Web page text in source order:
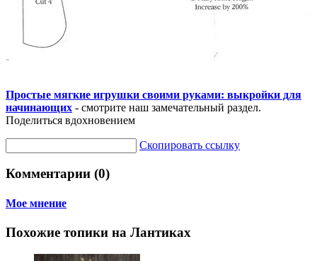
Простые мягкие игрушки своими руками: выкройки для
начинающих - смотрите наш замечательный раздел.
Поделиться вдохновением
Скопировать ссылку
Комментарии (0)
Мое мнение
Похожие топики на Лантиках